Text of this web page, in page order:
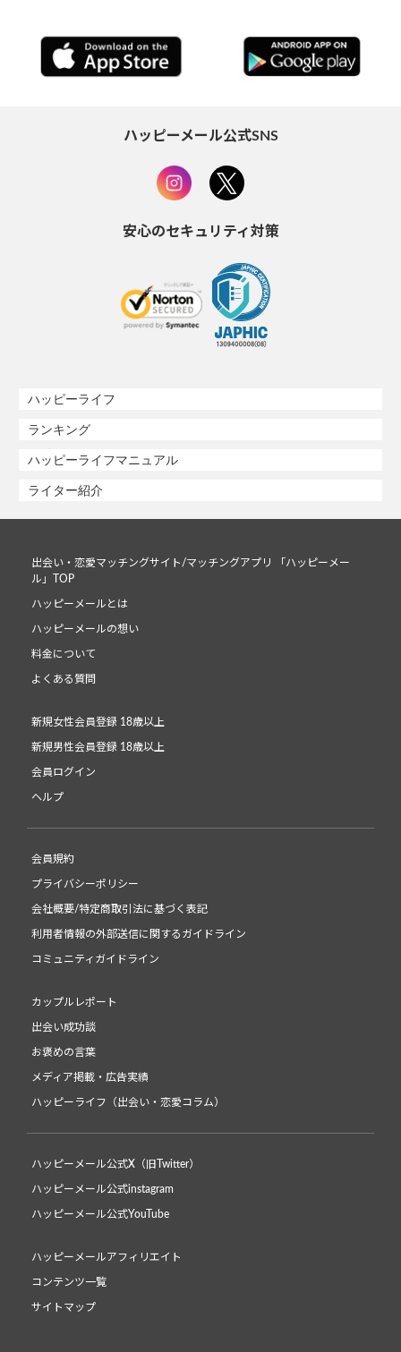
ハッピーメール公式SNS
安心のセキュリティ対策
ハッピーライフ
ランキング
ハッピーライフマニュアル
ライター紹介
出会い・恋愛マッチングサイト/マッチングアプリ 「ハッピーメー
ル」TOP
ハッピーメールとは
ハッピーメールの想い
料金について
よくある質問
新規女性会員登録 18歳以上
新規男性会員登録 18歳以上
会員ログイン
ヘルプ
会員規約
プライバシーポリシー
会社概要/特定商取引法に基づく表記
利用者情報の外部送信に関するガイドライン
コミュニティガイドライン
カップルレポート
出会い成功談
お褒めの言葉
メディア掲載・広告実績
ハッピーライフ（出会い・恋愛コラム）
ハッピーメール公式X（旧Twitter）
ハッピーメール公式instagram
ハッピーメール公式YouTube
ハッピーメールアフィリエイト
コンテンツ一覧
サイトマップ